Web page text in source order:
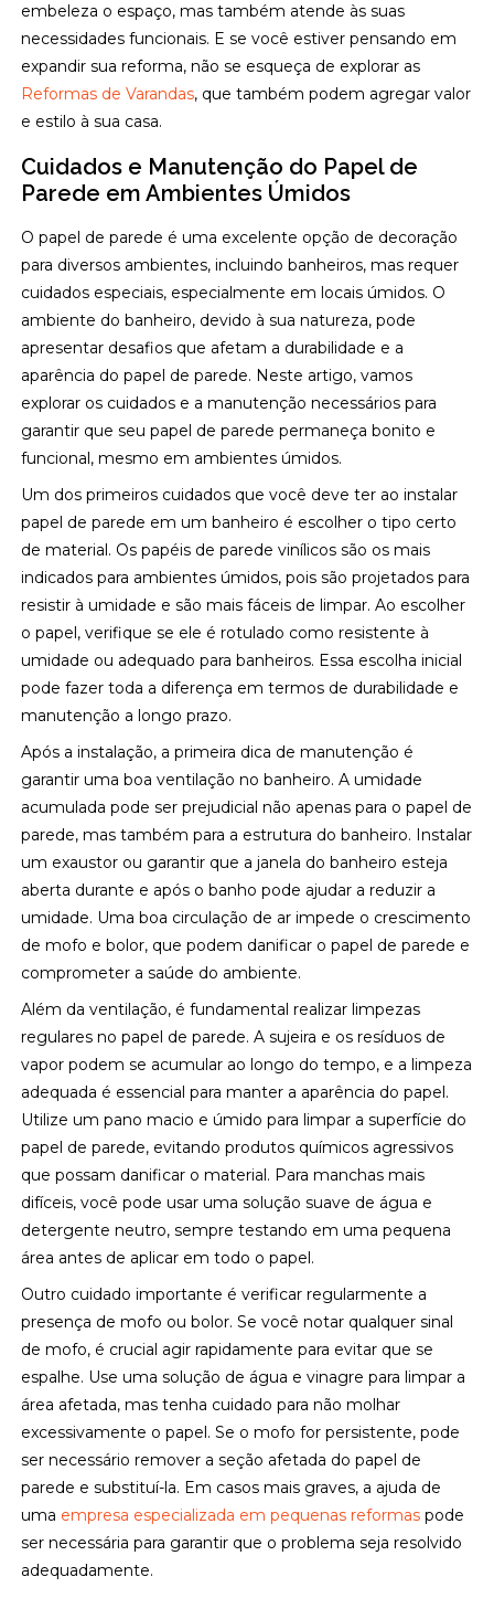
embeleza o espaço, mas também atende às suas
necessidades funcionais. E se você estiver pensando em
expandir sua reforma, não se esqueça de explorar as
Reformas de Varandas, que também podem agregar valor
e estilo à sua casa.
Cuidados e Manutenção do Papel de
Parede em Ambientes Úmidos
O papel de parede é uma excelente opção de decoração
para diversos ambientes, incluindo banheiros, mas requer
cuidados especiais, especialmente em locais úmidos. O
ambiente do banheiro, devido à sua natureza, pode
apresentar desafios que afetam a durabilidade e a
aparência do papel de parede. Neste artigo, vamos
explorar os cuidados e a manutenção necessários para
garantir que seu papel de parede permaneça bonito e
funcional, mesmo em ambientes úmidos.
Um dos primeiros cuidados que você deve ter ao instalar
papel de parede em um banheiro é escolher o tipo certo
de material. Os papéis de parede vinílicos são os mais
indicados para ambientes úmidos, pois são projetados para
resistir à umidade e são mais fáceis de limpar. Ao escolher
o papel, verifique se ele é rotulado como resistente à
umidade ou adequado para banheiros. Essa escolha inicial
pode fazer toda a diferença em termos de durabilidade e
manutenção a longo prazo.
Após a instalação, a primeira dica de manutenção é
garantir uma boa ventilação no banheiro. A umidade
acumulada pode ser prejudicial não apenas para o papel de
parede, mas também para a estrutura do banheiro. Instalar
um exaustor ou garantir que a janela do banheiro esteja
aberta durante e após o banho pode ajudar a reduzir a
umidade. Uma boa circulação de ar impede o crescimento
de mofo e bolor, que podem danificar o papel de parede e
comprometer a saúde do ambiente.
Além da ventilação, é fundamental realizar limpezas
regulares no papel de parede. A sujeira e os resíduos de
vapor podem se acumular ao longo do tempo, e a limpeza
adequada é essencial para manter a aparência do papel.
Utilize um pano macio e úmido para limpar a superfície do
papel de parede, evitando produtos químicos agressivos
que possam danificar o material. Para manchas mais
difíceis, você pode usar uma solução suave de água e
detergente neutro, sempre testando em uma pequena
área antes de aplicar em todo o papel.
Outro cuidado importante é verificar regularmente a
presença de mofo ou bolor. Se você notar qualquer sinal
de mofo, é crucial agir rapidamente para evitar que se
espalhe. Use uma solução de água e vinagre para limpar a
área afetada, mas tenha cuidado para não molhar
excessivamente o papel. Se o mofo for persistente, pode
ser necessário remover a seção afetada do papel de
parede e substituí-la. Em casos mais graves, a ajuda de
uma empresa especializada em pequenas reformas pode
ser necessária para garantir que o problema seja resolvido
adequadamente.